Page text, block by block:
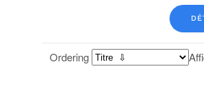
Ordering